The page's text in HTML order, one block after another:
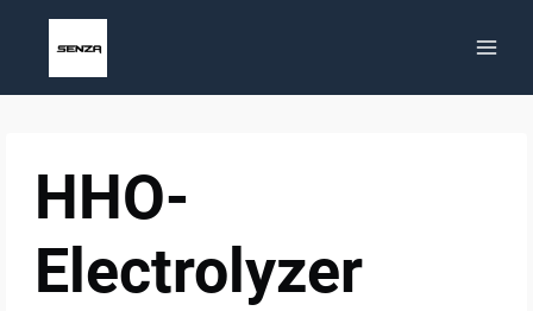
HHO-
Electrolyzer